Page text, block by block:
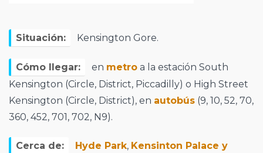
Situación: Kensington Gore.
Cómo llegar: en metro a la estación South
Kensington (Circle, District, Piccadilly) o High Street
Kensington (Circle, District), en autobús (9, 10, 52, 70,
360, 452, 701, 702, N9).
Cerca de: Hyde Park, Kensinton Palace y